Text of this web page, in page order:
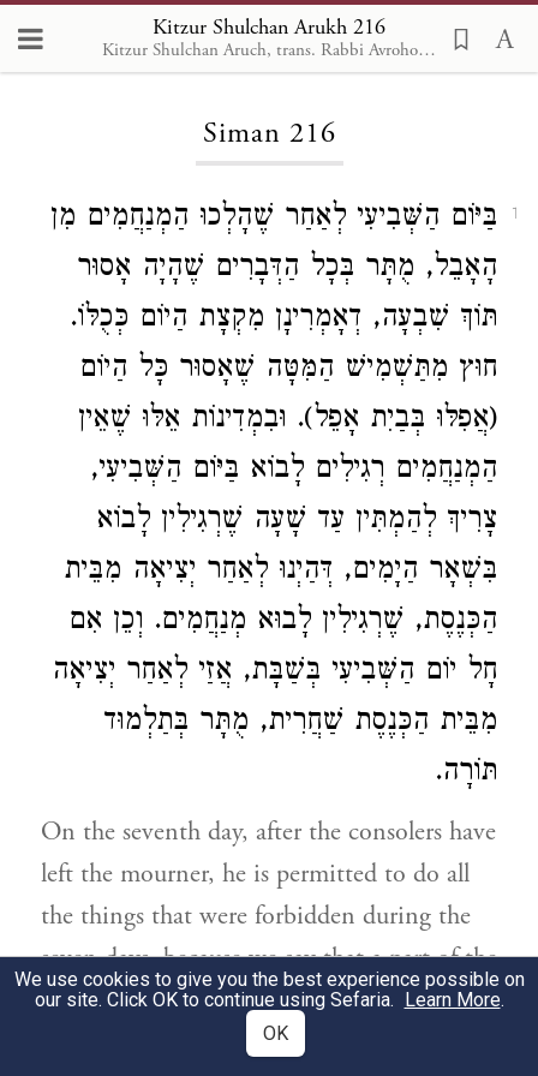
Kitzur Shulchan Arukh 216
Kitzur Shulchan Aruch, trans. Rabbi Avrohom Davis, Metsudah Pub., 1996
Loading...
Siman 216
1
בַּיּוֹם הַשְּׁבִיעִי לְאַחַר שֶׁהָלְכוּ הַמְנַחֲמִים מִן
הָאָבֵל, מֻתָּר בְּכָל הַדְּבָרִים שֶׁהָיָה אָסוּר
תּוֹךְ שִׁבְעָה, דְאָמְרִינָן מִקְצָת הַיוֹם כְּכֻלּוֹ.
חוּץ מִתַּשְׁמִישׁ הַמִּטָּה שֶׁאָסוּר כָּל הַיוֹם
(אֲפִלּוּ בְּבַיִת אָפֵל). וּבִמְדִינוֹת אֵלּוּ שֶׁאֵין
הַמְנַחֲמִים רְגִילִים לָבוֹא בַּיּוֹם הַשְּׁבִיעִי,
צָרִיךְ לְהַמְתִּין עַד שָׁעָה שֶׁרְגִילִין לָבוֹא
בִּשְׁאָר הַיָמִים, דְּהַיְנוּ לְאַחַר יְצִיאָה מִבֵּית
הַכְּנֶסֶת, שֶׁרְגִילִין לָבוּא מְנַחֲמִים. וְכֵן אִם
חָל יוֹם הַשְּׁבִיעִי בְּשַׁבָּת, אֲזַי לְאַחַר יְצִיאָה
מִבֵּית הַכְּנֶסֶת שַׁחֲרִית, מֻתָּר בְּתַלְמוּד
תּוֹרָה.
On the seventh day, after the consolers have
left the mourner, he is permitted to do all
the things that were forbidden during the
seven days. because we say that a part of the
day is considered like the entire day, except
with regard to marital relations, which is
We use cookies to give you the best experience possible on
our site. Click OK to continue using Sefaria. Learn More.
OK